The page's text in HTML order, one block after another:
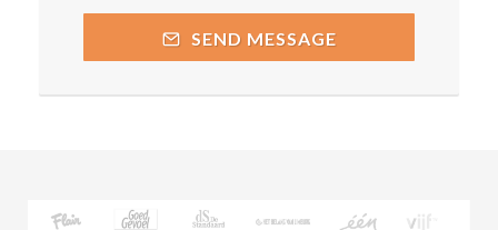
SEND MESSAGE